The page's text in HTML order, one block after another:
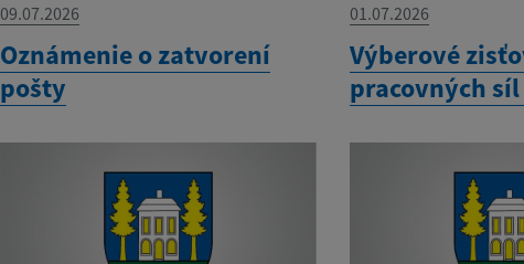
09.07.2026
Oznámenie o zatvorení
pošty
01.07.2026
Výberové
pracovných síl